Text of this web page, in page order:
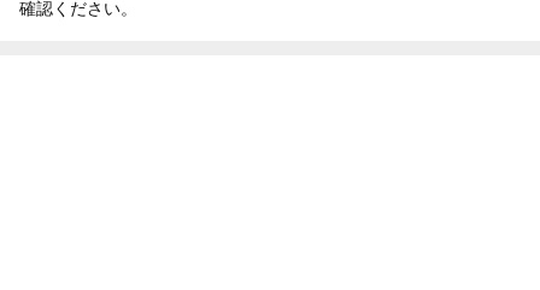
確認ください。